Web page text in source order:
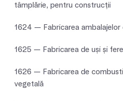
tâmplărie, pentru construcţii
1624 — Fabricarea ambalajelor
1625 — Fabricarea de uși și
1626 — Fabricarea de
vegetală